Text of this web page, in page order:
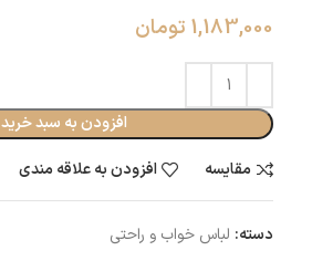
1,183,000 تومان
افزودن به سبد خرید
مقایسه
افزودن به علاقه مندی
دسته: لباس خواب و راحتی